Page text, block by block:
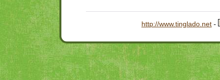
http://www.tinglado.net -